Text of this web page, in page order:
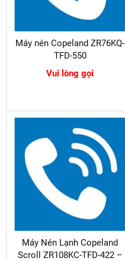
Máy nén Copeland ZR76KQ-
TFD-550
Vui lòng gọi
Máy Nén Lạnh Copeland
Scroll ZR108KC-TFD-422 –